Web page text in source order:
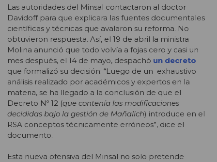
Las autoridades del Minsal contactaron al doctor
Davidoff para que explicara las fuentes documentales
científicas y técnicas que avalaron su reforma. No
obtuvieron respuesta. Así, el 19 de abril la ministra
Molina anunció que todo volvía a fojas cero y casi un
mes después, el 14 de mayo, despachó un decreto
que formalizó su decisión: “Luego de un exhaustivo
análisis realizado por académicos y expertos en la
materia, se ha llegado a la conclusión de que el
Decreto Nº 12 (que contenía las modificaciones
decididas bajo la gestión de Mañalich) introduce en el
RSA conceptos técnicamente erróneos”, dice el
documento.
Esta nueva ofensiva del Minsal no solo pretende